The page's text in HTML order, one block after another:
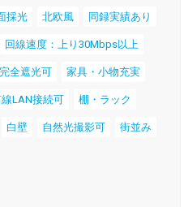
採光 北欧風 同録実績あり
回線速度：上り30Mbps以上
完全遮光可 家具・小物充実
LAN接続可 棚・ラック
白壁 自然光撮影可 街並み